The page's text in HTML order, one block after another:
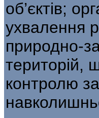
об’єктів;
ухвалення
природно-
територій,
контролю